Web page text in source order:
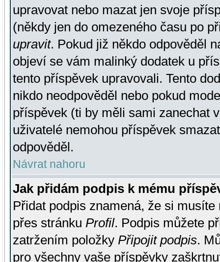
upravovat nebo mazat jen svoje
(někdy jen do omezeného času po
upravit. Pokud již někdo odpověděl
objeví se vám malinký dodatek u
tento příspěvek upravovali. Tento
nikdo neodpověděl nebo pokud
příspěvek (ti by měli sami zanechat
uživatelé nemohou příspěvek
odpověděl.
Návrat nahoru
Jak přidám podpis k mému
Přidat podpis znamená, že si
přes stránku Profil. Podpis můžete
zatržením položky Připojit podpis.
pro všechny vaše příspěvky